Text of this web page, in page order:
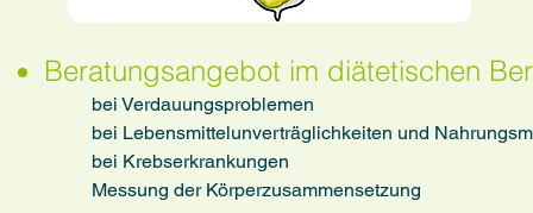
​Beratungsangebot im diätetischen
bei Verdauungsproblemen
bei Lebensmittelunverträglichkeiten und
bei Krebserkrankungen
Messung der Körperzusammensetzung